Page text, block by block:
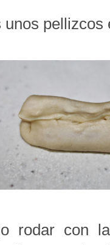
rodar con